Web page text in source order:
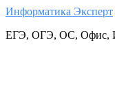
Информатика Эксперт
ЕГЭ, ОГЭ, ОС, Офис,